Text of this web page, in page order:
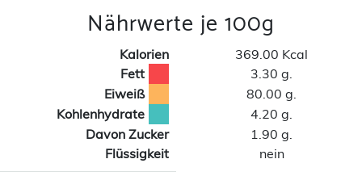
Nährwerte je 100g
Kalorien
369.00 Kcal
Fett
3.30 g.
Eiweiß
80.00 g.
Kohlenhydrate
4.20 g.
Davon Zucker
1.90 g.
Flüssigkeit
nein